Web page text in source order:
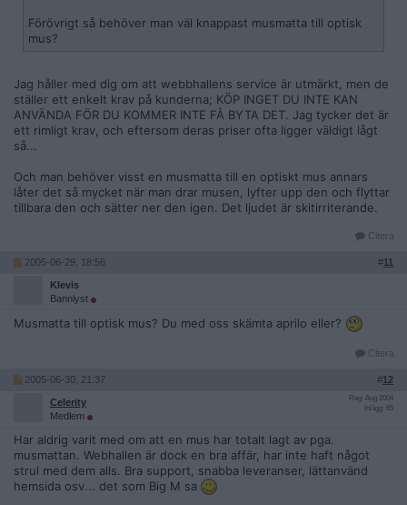
Förövrigt så behöver man väl knappast musmatta till optisk
mus?
Jag håller med dig om att webbhallens service är utmärkt, men de
ställer ett enkelt krav på kunderna; KÖP INGET DU INTE KAN
ANVÄNDA FÖR DU KOMMER INTE FÅ BYTA DET. Jag tycker det är
ett rimligt krav, och eftersom deras priser ofta ligger väldigt lågt
så...
Och man behöver visst en musmatta till en optiskt mus annars
låter det så mycket när man drar musen, lyfter upp den och flyttar
tillbara den och sätter ner den igen. Det ljudet är skitirriterande.
Citera
2005-06-29, 18:56 #11
Klevis
Bannlyst
Musmatta till optisk mus? Du med oss skämta aprilo eller?
Citera
2005-06-30, 21:37 #12
Celerity
Medlem
Reg: Aug 2004
Inlägg: 65
Har aldrig varit med om att en mus har totalt lagt av pga.
musmattan. Webhallen är dock en bra affär, har inte haft något
strul med dem alls. Bra support, snabba leveranser, lättanvänd
hemsida osv... det som Big M sa